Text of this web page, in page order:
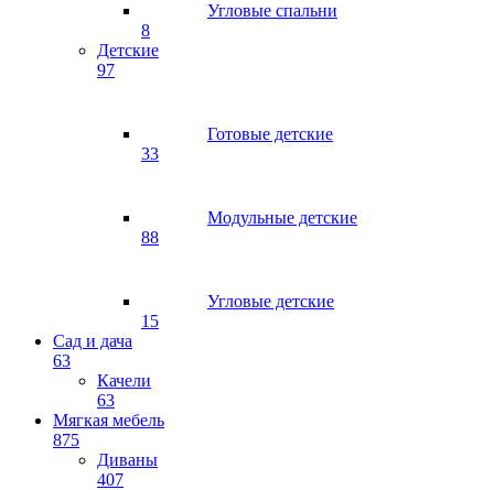
Угловые спальни
8
Детские
97
Готовые детские
33
Модульные детские
88
Угловые детские
15
Сад и дача
63
Качели
63
Мягкая мебель
875
Диваны
407